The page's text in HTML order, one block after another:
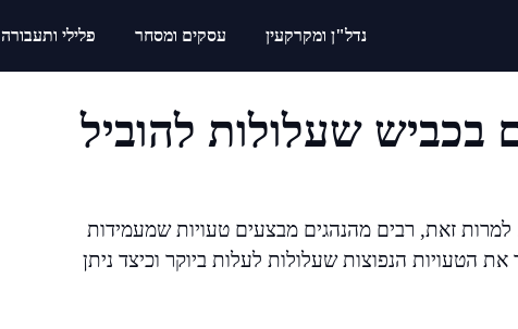
נדל"ן ומקרקעין עסקים ומסחר פלילי ותעבורה
בכביש שעלולות להוביל
למרות זאת, רבים מהנהגים מבצעים טעויות שמעמידות
הטעויות הנפוצות שעלולות לעלות ביוקר וכיצד ניתן